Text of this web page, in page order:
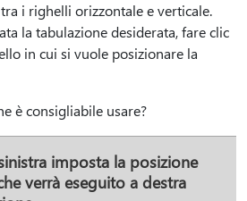
i righelli orizzontale e verticale.
la tabulazione desiderata, fare clic
in cui si vuole posizionare la
è consigliabile usare?
imposta la posizione
verrà eseguito a destra